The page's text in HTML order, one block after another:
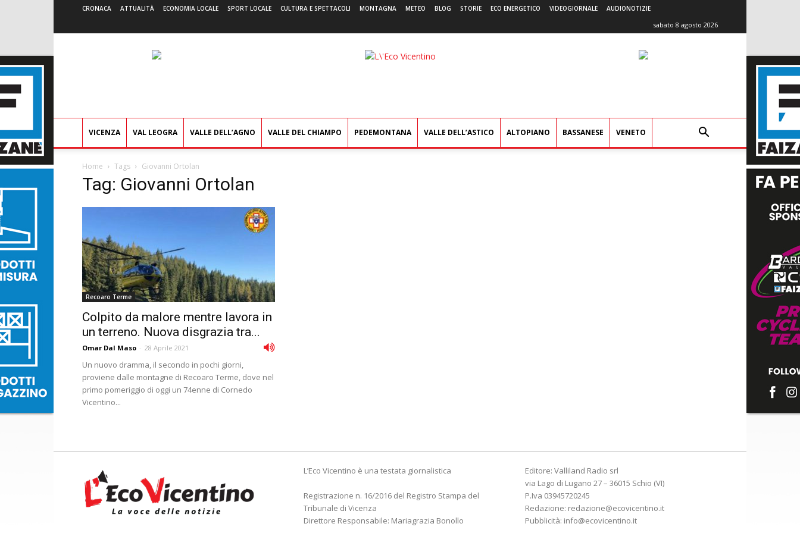
CRONACA ATTUALITÀ ECONOMIA LOCALE SPORT LOCALE CULTURA E SPETTACOLI MONTAGNA METEO BLOG STORIE ECO ENERGETICO VIDEOGIORNALE AUDIONOTIZIE
sabato 8 agosto 2026
L'Eco
VICENZA VAL LEOGRA VALLE DELL’AGNO VALLE DEL CHIAMPO PEDEMONTANA VALLE DELL’ASTICO ALTOPIANO BASSANESE VENETO
Home Tags Giovanni Ortolan
Tag: Giovanni Ortolan
Recoaro Terme
Colpito da malore mentre lavora in
un terreno. Nuova disgrazia tra...
Omar Dal Maso - 28 Aprile 2021
Un nuovo dramma, il secondo in pochi giorni,
proviene dalle montagne di Recoaro Terme, dove nel
primo pomeriggio di oggi un 74enne di Cornedo
Vicentino...
L’Eco Vicentino è una testata giornalistica
Registrazione n. 16/2016 del Registro Stampa del
Tribunale di Vicenza
Direttore Responsabile: Mariagrazia Bonollo
Editore: Valliland Radio srl
via Lago di Lugano 27 – 36015 Schio (VI)
P.Iva 03945720245
Redazione: redazione@ecovicentino.it
Pubblicità: info@ecovicentino.it